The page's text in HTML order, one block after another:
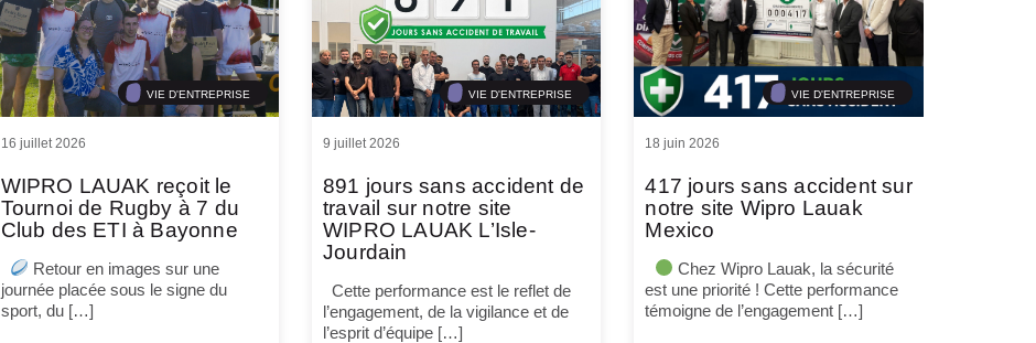
VIE D'ENTREPRISE
16 juillet 2026
WIPRO LAUAK reçoit le
Tournoi de Rugby à 7 du
Club des ETI à Bayonne
Retour en images sur une
journée placée sous le signe du
sport, du […]
VIE D'ENTREPRISE
9 juillet 2026
891 jours sans accident de
travail sur notre site
WIPRO LAUAK L’Isle-
Jourdain
Cette performance est le reflet de
l’engagement, de la vigilance et de
l’esprit d’équipe […]
VIE D'ENTREPRISE
18 juin 2026
417 jours sans accident sur
notre site Wipro Lauak
Mexico
Chez Wipro Lauak, la sécurité
est une priorité ! Cette performance
témoigne de l’engagement […]